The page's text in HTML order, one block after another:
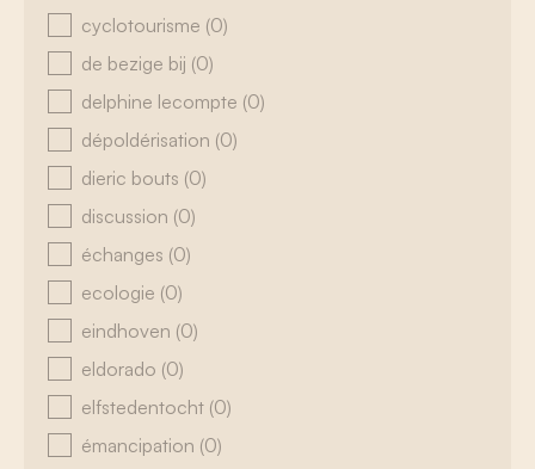
cyclotourisme (0)
de bezige bij (0)
delphine lecompte (0)
dépoldérisation (0)
dieric bouts (0)
discussion (0)
échanges (0)
ecologie (0)
eindhoven (0)
eldorado (0)
elfstedentocht (0)
émancipation (0)